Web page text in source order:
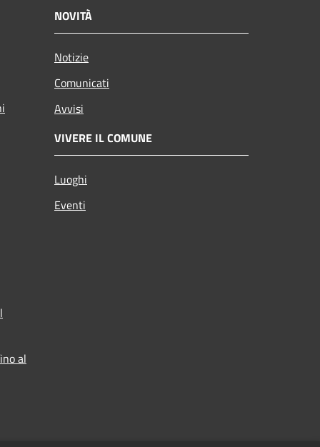
NOVITÀ
Notizie
Comunicati
Avvisi
VIVERE IL COMUNE
Luoghi
Eventi
al